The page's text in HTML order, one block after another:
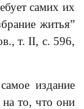
самих их
житья”
т. II, с. 596,
издание
на то, что они